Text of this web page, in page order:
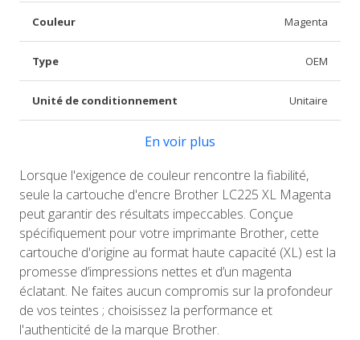
Couleur Magenta
Type OEM
Unité de conditionnement Unitaire
En voir plus
Lorsque l'exigence de couleur rencontre la fiabilité,
seule la cartouche d'encre Brother LC225 XL Magenta
peut garantir des résultats impeccables. Conçue
spécifiquement pour votre imprimante Brother, cette
cartouche d'origine au format haute capacité (XL) est la
promesse d’impressions nettes et d’un magenta
éclatant. Ne faites aucun compromis sur la profondeur
de vos teintes ; choisissez la performance et
l'authenticité de la marque Brother.